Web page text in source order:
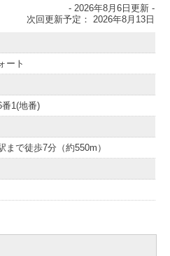
- 2026年8月6日更新 -
次回更新予定： 2026年8月13日
ート
1(地番)
で徒歩7分（約550m）